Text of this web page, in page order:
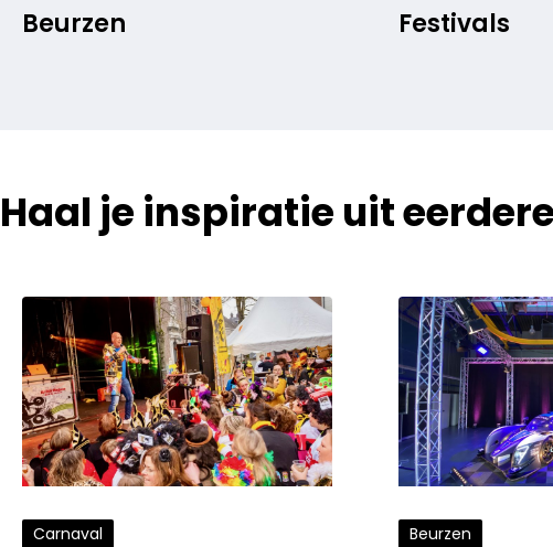
Beurzen Festivals
Haal je inspiratie uit
Carnaval Beurzen